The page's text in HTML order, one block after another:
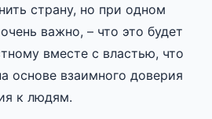
страну, но при одном
важно, – что это будет
вместе с властью, что
основе взаимного доверия
к людям.